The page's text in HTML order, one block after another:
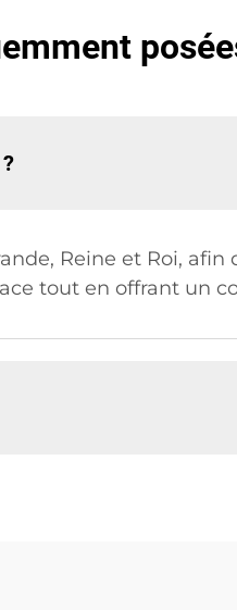
Reine et Roi,
tout en offrant un